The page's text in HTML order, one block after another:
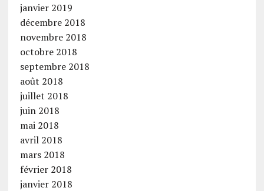
janvier 2019
décembre 2018
novembre 2018
octobre 2018
septembre 2018
août 2018
juillet 2018
juin 2018
mai 2018
avril 2018
mars 2018
février 2018
janvier 2018